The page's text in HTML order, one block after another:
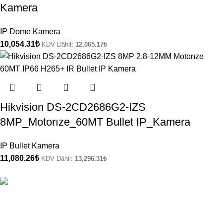
Kamera
IP Dome Kamera
10,054.31₺ KDV Dâhil: 12,065.17₺
Hikvision DS-2CD2686G2-IZS
8MP_Motorıze_60MT Bullet IP_Kamera
IP Bullet Kamera
11,080.26₺ KDV Dâhil: 13,296.31₺